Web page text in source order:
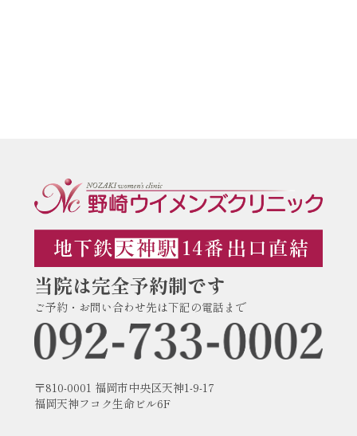
当院は完全予約制です
ご予約・お問い合わせ先は下記の電話まで
〒810-0001 福岡市中央区天神1-9-17
福岡天神フコク生命ビル6F